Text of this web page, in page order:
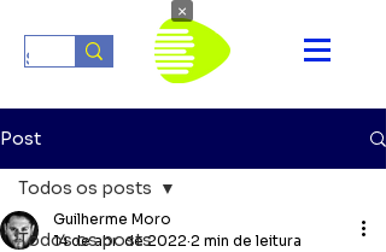
Post
Todos os posts
Todos os posts
Guilherme Moro
14 de abr. de 2022 2 min de leitura
×